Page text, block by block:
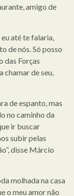
amigo de
até te falaria,
de nós. Só posso
das Forças
chamar de seu,
de espanto, mas
no caminho da
ir buscar
subir pelas
disse Márcio
molhada na casa
o meu amor não